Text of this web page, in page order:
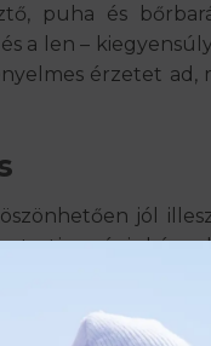
puha és
a len –
érzetet
jól
tartja, mégis
reggeli
és kényelem